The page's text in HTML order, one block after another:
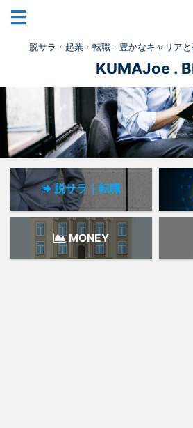
脱サラ・起業・転職・豊かなキャリア
KUMAJoe .
脱サラ｜転職
MONEY